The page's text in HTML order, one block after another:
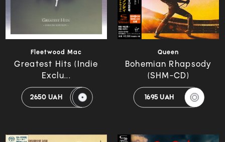
Fleetwood Mac
Greatest Hits (Indie
Exclu...
2650 UAH
Queen
Bohemian Rhapsody
(SHM-CD)
1695 UAH